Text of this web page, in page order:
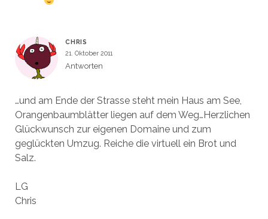
CHRIS
21. Oktober 2011
Antworten
…und am Ende der Strasse steht mein Haus am See,
Orangenbaumblätter liegen auf dem Weg…Herzlichen
Glückwunsch zur eigenen Domaine und zum
geglückten Umzug. Reiche die virtuell ein Brot und
Salz.
LG
Chris